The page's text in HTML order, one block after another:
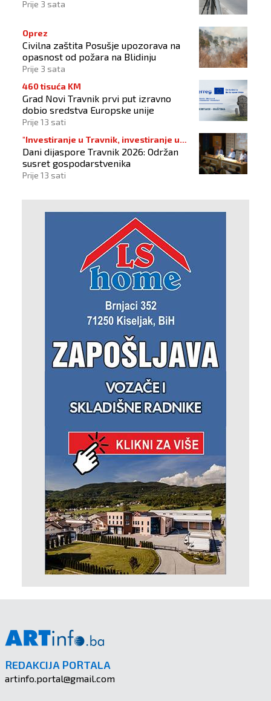
Prije 3 sata
Oprez
Civilna zaštita Posušje upozorava na
opasnost od požara na Blidinju
Prije 3 sata
460 tisuća KM
Grad Novi Travnik prvi put izravno
dobio sredstva Europske unije
Prije 13 sati
"Investiranje u Travnik, investiranje u
budućnost"
Dani dijaspore Travnik 2026: Održan
susret gospodarstvenika
Prije 13 sati
REDAKCIJA PORTALA
artinfo.portal@gmail.com